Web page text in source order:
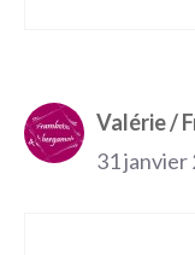
Valérie /
31 janvier